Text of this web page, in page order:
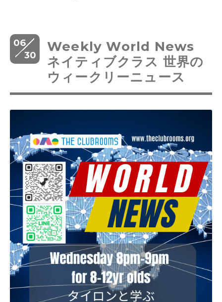
06
30
Weekly World News
ネイティブクラス 世界の
ウィークリーニュース